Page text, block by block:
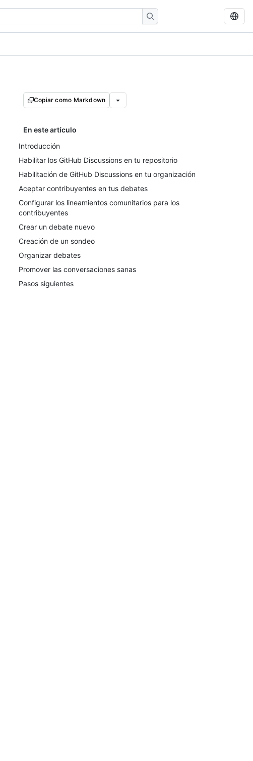
Copiar como Markdown
En este artículo
Introducción
Habilitar los GitHub Discussions en tu repositorio
Habilitación de GitHub Discussions en tu organización
Aceptar contribuyentes en tus debates
Configurar los lineamientos comunitarios para los
contribuyentes
Crear un debate nuevo
Creación de un sondeo
Organizar debates
Promover las conversaciones sanas
Pasos siguientes